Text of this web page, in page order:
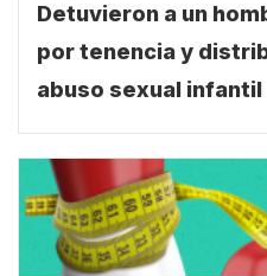
Detuvieron a un
por tenencia y
abuso sexual infantil